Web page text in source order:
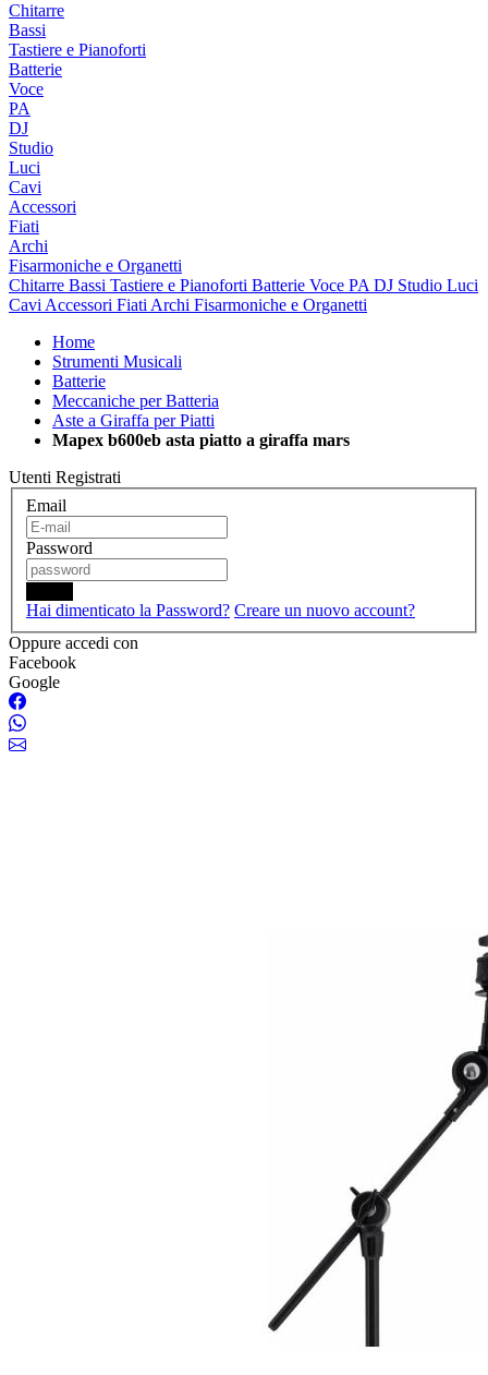
Chitarre
Bassi
Tastiere e Pianoforti
Batterie
Voce
PA
DJ
Studio
Luci
Cavi
Accessori
Fiati
Archi
Fisarmoniche e Organetti
Chitarre Bassi Tastiere e Pianoforti Batterie Voce PA DJ Studio Luci
Cavi Accessori Fiati Archi Fisarmoniche e Organetti
Home
Strumenti Musicali
Batterie
Meccaniche per Batteria
Aste a Giraffa per Piatti
Mapex b600eb asta piatto a giraffa mars
Utenti Registrati
Email
Password
Hai dimenticato la Password? Creare un nuovo account?
Oppure accedi con
Facebook
Google